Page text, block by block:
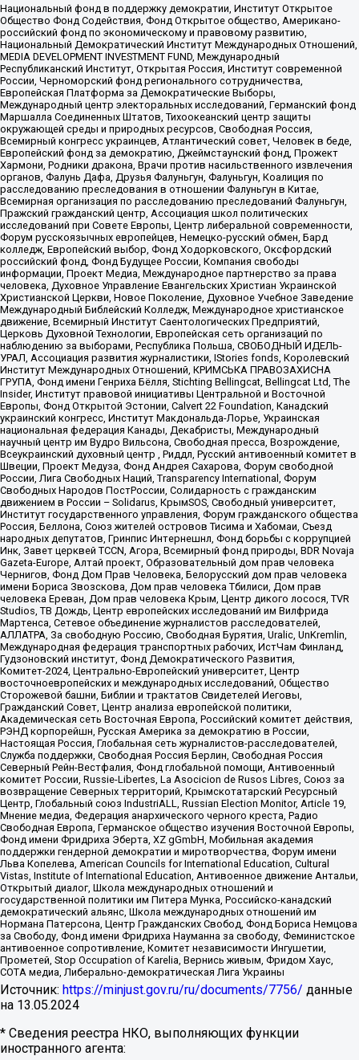
Национальный фонд в поддержку демократии, Институт Открытое
Общество Фонд Содействия, Фонд Открытое общество, Американо-
российский фонд по экономическому и правовому развитию,
Национальный Демократический Институт Международных Отношений,
MEDIA DEVELOPMENT INVESTMENT FUND, Международный
Республиканский Институт, Открытая Россия, Институт современной
России, Черноморский фонд регионального сотрудничества,
Европейская Платформа за Демократические Выборы,
Международный центр электоральных исследований, Германский фонд
Маршалла Соединенных Штатов, Тихоокеанский центр защиты
окружающей среды и природных ресурсов, Свободная Россия,
Всемирный конгресс украинцев, Атлантический совет, Человек в беде,
Европейский фонд за демократию, Джеймстаунский фонд, Прожект
Хармони, Родники дракона, Врачи против насильственного извлечения
органов, Фалунь Дафа, Друзья Фалуньгун, Фалуньгун, Коалиция по
расследованию преследования в отношении Фалуньгун в Китае,
Всемирная организация по расследованию преследований Фалуньгун,
Пражский гражданский центр, Ассоциация школ политических
исследований при Совете Европы, Центр либеральной современности,
Форум русскоязычных европейцев, Немецко-русский обмен, Бард
колледж, Европейский выбор, Фонд Ходорковского, Оксфордский
российский фонд, Фонд Будущее России, Компания свободы
информации, Проект Медиа, Международное партнерство за права
человека, Духовное Управление Евангельских Христиан Украинской
Христианской Церкви, Новое Поколение, Духовное Учебное Заведение
Международный Библейский Колледж, Международное христианское
движение, Всемирный Институт Саентологических Предприятий,
Церковь Духовной Технологии, Европейская сеть организаций по
наблюдению за выборами, Республика Польша, СВОБОДНЫЙ ИДЕЛЬ-
УРАЛ, Ассоциация развития журналистики, IStories fonds, Королевский
Институт Международных Отношений, КРИМСЬКА ПРАВОЗАХИСНА
ГРУПА, Фонд имени Генриха Бёлля, Stichting Bellingcat, Bellingcat Ltd, The
Insider, Институт правовой инициативы Центральной и Восточной
Европы, Фонд Открытой Эстонии, Calvert 22 Foundation, Канадский
украинский конгресс, Институт Макдональда-Лорье, Украинская
национальная федерация Канады, Декабристы, Международный
научный центр им Вудро Вильсона, Свободная пресса, Возрождение,
Всеукраинский духовный центр , Риддл, Русский антивоенный комитет в
Швеции, Проект Медуза, Фонд Андрея Сахарова, Форум свободной
России, Лига Свободных Наций, Transparеncy International, Форум
Свободных Народов ПостРоссии, Солидарность с гражданским
движением в России – Solidarus, КрымSOS, Свободный университет,
Институт государственного управления, Форум гражданского общества
Россия, Беллона, Союз жителей островов Тисима и Хабомаи, Съезд
народных депутатов, Гринпис Интернешнл, Фонд борьбы с коррупцией
Инк, Завет церквей TCCN, Агора, Всемирный фонд природы, BDR Novaja
Gazeta-Europe, Алтай проект, Образовательный дом прав человека
Чернигов, Фонд Дом Прав Человека, Белорусский дом прав человека
имени Бориса Звозскова, Дом прав человека Тбилиси, Дом прав
человека Ереван, Дом прав человека Крым, Центр дикого лосося, TVR
Studios, ТВ Дождь, Центр европейских исследований им Вилфрида
Мартенса, Сетевое объединение журналистов расследователей,
АЛЛАТРА, За свободную Россию, Свободная Бурятия, Uralic, UnKremlin,
Международная федерация транспортных рабочих, ИстЧам Финланд,
Гудзоновский институт, Фонд Демократического Развития,
Комитет-2024, Центрально-Европейский университет, Центр
восточноевропейских и международных исследований, Общество
Сторожевой башни, Библии и трактатов Свидетелей Иеговы,
Гражданский Совет, Центр анализа европейской политики,
Академическая сеть Восточная Европа, Российский комитет действия,
РЭНД корпорейшн, Русская Америка за демократию в России,
Настоящая Россия, Глобальная сеть журналистов-расследователей,
Служба поддержки, Свободная Россия Берлин, Свободная Россия
Северный Рейн-Вестфалия, Фонд глобальной помощи, Антивоенный
комитет России, Russie-Libertes, La Asocicion de Rusos Libres, Союз за
возвращение Северных территорий, Крымскотатарский Ресурсный
Центр, Глобальный союз IndustriALL, Russian Election Monitor, Article 19,
Мнение медиа, Федерация анархического черного креста, Радио
Свободная Европа, Германское общество изучения Восточной Европы,
Фонд имени Фридриха Эберта, XZ gGmbH, Мобильная академия
поддержки гендерной демократии и миротворчества, Форум имени
Льва Копелева, American Councils for International Education, Cultural
Vistas, Institute of International Education, Антивоенное движение Антальи,
Открытый диалог, Школа международных отношений и
государственной политики им Питера Мунка, Российско-канадский
демократический альянс, Школа международных отношений им
Нормана Патерсона, Центр Гражданских Свобод, Фонд Бориса Немцова
за Свободу, Фонд имени Фридриха Науманна за свободу, Феминистское
антивоенное сопротивление, Комитет независимости Ингушетии,
Прометей, Stop Occupation of Karelia, Вернись живым, Фридом Хаус,
СОТА медиа, Либерально-демократическая Лига Украины
Источник: https://minjust.gov.ru/ru/documents/7756/ данные
на 13.05.2024
* Сведения реестра НКО, выполняющих функции
иностранного агента: